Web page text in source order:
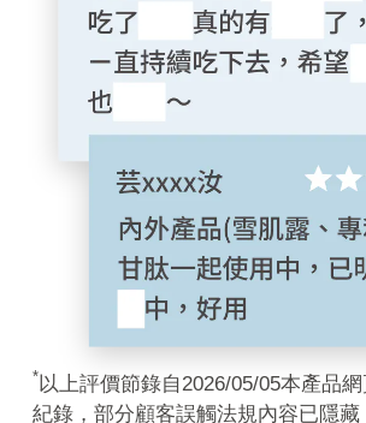
* 以上評價節錄自2026/05/05本產品
紀錄，部分顧客誤觸法規內容已隱